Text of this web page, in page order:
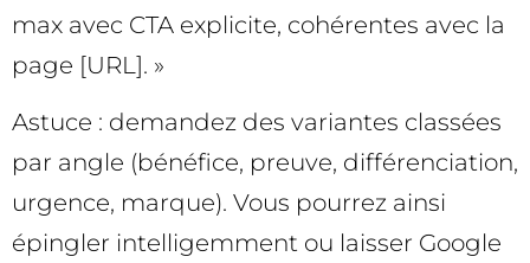
max avec CTA explicite, cohérentes avec la
page [URL]. »
Astuce : demandez des variantes classées
par angle (bénéfice, preuve, différenciation,
urgence, marque). Vous pourrez ainsi
épingler intelligemment ou laisser Google